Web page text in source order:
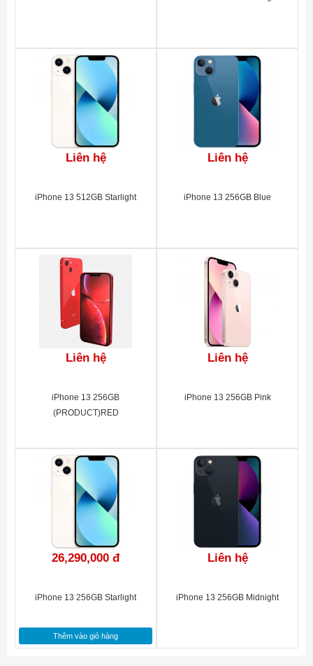
Liên hệ
iPhone 13 512GB Starlight
Liên hệ
iPhone 13 256GB Blue
Liên hệ
iPhone 13 256GB
(PRODUCT)RED
Liên hệ
iPhone 13 256GB Pink
26,290,000 đ
iPhone 13 256GB Starlight
Thêm vào giỏ hàng
Liên hệ
iPhone 13 256GB Midnight